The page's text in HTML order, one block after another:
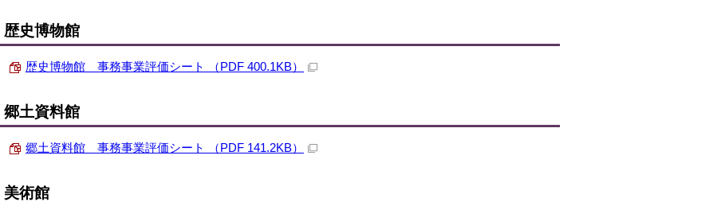
歴史博物館
歴史博物館 事務事業評価シート （PDF 400.1KB）
郷土資料館
郷土資料館 事務事業評価シート （PDF 141.2KB）
美術館